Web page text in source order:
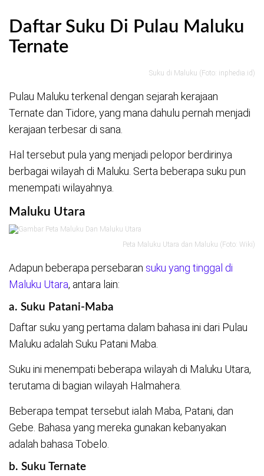
Daftar Suku Di Pulau Maluku
Ternate
Suku di Maluku (Foto: inphedia.id)
Pulau Maluku terkenal dengan sejarah kerajaan
Ternate dan Tidore, yang mana dahulu pernah menjadi
kerajaan terbesar di sana.
Hal tersebut pula yang menjadi pelopor berdirinya
berbagai wilayah di Maluku. Serta beberapa suku pun
menempati wilayahnya.
Maluku Utara
Peta Maluku Utara dan Maluku (Foto: Wiki)
Adapun beberapa persebaran suku yang tinggal di
Maluku Utara, antara lain:
a. Suku Patani-Maba
Daftar suku yang pertama dalam bahasa ini dari Pulau
Maluku adalah Suku Patani Maba.
Suku ini menempati beberapa wilayah di Maluku Utara,
terutama di bagian wilayah Halmahera.
Beberapa tempat tersebut ialah Maba, Patani, dan
Gebe. Bahasa yang mereka gunakan kebanyakan
adalah bahasa Tobelo.
b. Suku Ternate